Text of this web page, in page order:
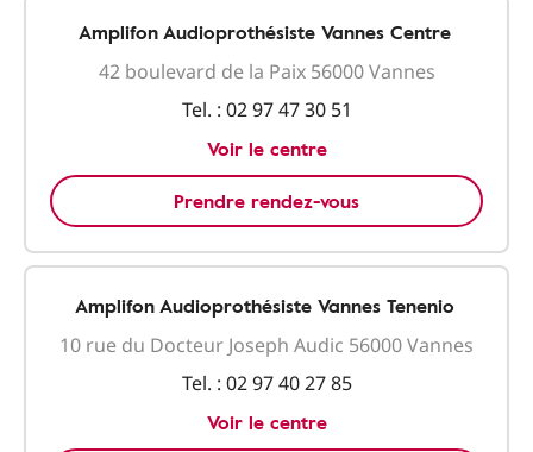
Amplifon Audioprothésiste Vannes Centre
42 boulevard de la Paix 56000 Vannes
Tel. : 02 97 47 30 51
Voir le centre
Prendre rendez-vous
Amplifon Audioprothésiste Vannes Tenenio
10 rue du Docteur Joseph Audic 56000 Vannes
Tel. : 02 97 40 27 85
Voir le centre